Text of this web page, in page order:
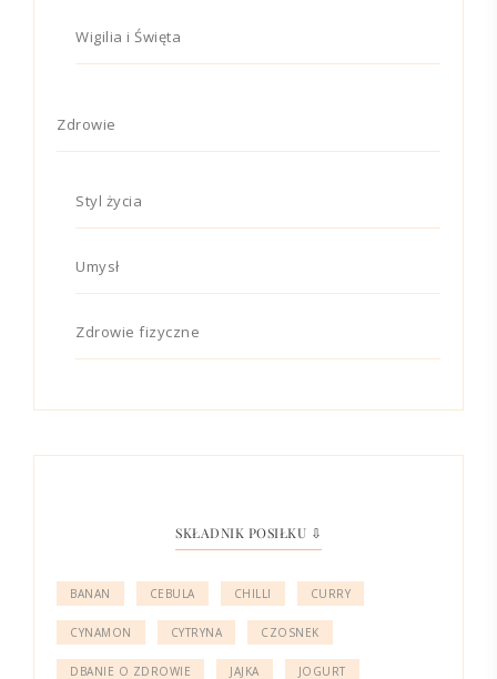
Wigilia i Święta
Zdrowie
Styl życia
Umysł
Zdrowie fizyczne
SKŁADNIK POSIŁKU ⇩
BANAN CEBULA CHILLI CURRY
CYNAMON CYTRYNA CZOSNEK
DBANIE O ZDROWIE JAJKA JOGURT